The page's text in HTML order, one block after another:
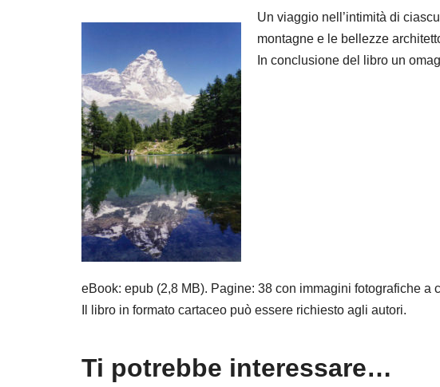
Un viaggio nell’intimità di
montagne e le bellezze
In conclusione del libro un
eBook: epub (2,8 MB). Pagine: 38 con immagini fotografiche a
Il libro in formato cartaceo può essere richiesto agli autori.
Ti potrebbe interessare…